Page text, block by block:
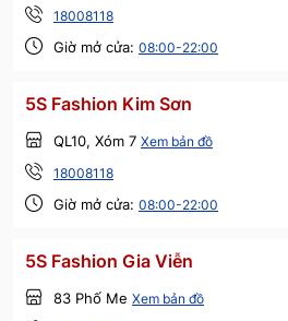
18008118
Giờ mở cửa: 08:00-22:00
5S Fashion Kim Sơn
QL10, Xóm 7 Xem bản đồ
18008118
Giờ mở cửa: 08:00-22:00
5S Fashion Gia Viễn
83 Phố Me Xem bản đồ